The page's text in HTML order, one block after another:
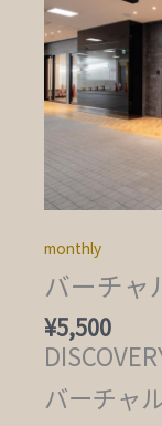
monthly
バーチャ
¥5,500
バーチャ
ャ
ル
オ
フ
ィ
個